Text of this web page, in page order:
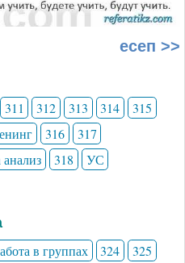
есеп >>
311 312 313 314
315
316
317
318
УС
в группах 324
325